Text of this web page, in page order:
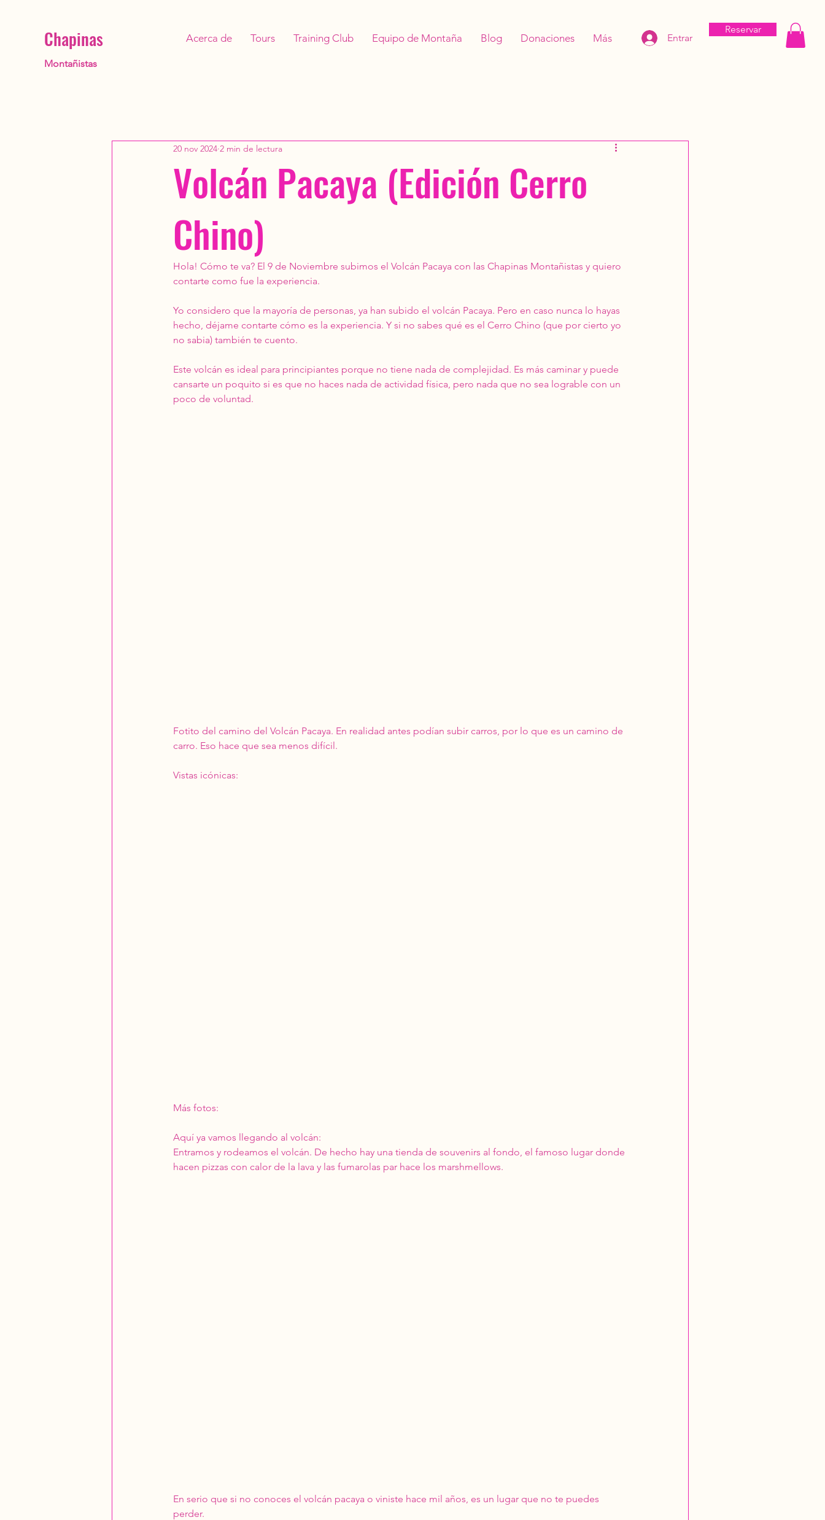
Chapinas
Montañistas
Acerca de Tours Training Club Equipo de Montaña Blog Donaciones Más Entrar
Reservar
Volcán Pacaya (Edición Cerro
Chino)
20 nov 2024 2 min de lectura
Hola! Cómo te va? El 9 de Noviembre subimos el Volcán Pacaya con las Chapinas Montañistas y quiero
contarte como fue la experiencia.
Yo considero que la mayoría de personas, ya han subido el volcán Pacaya. Pero en caso nunca lo hayas
hecho, déjame contarte cómo es la experiencia. Y si no sabes qué es el Cerro Chino (que por cierto yo
no sabia) también te cuento.
Este volcán es ideal para principiantes porque no tiene nada de complejidad. Es más caminar y puede
cansarte un poquito si es que no haces nada de actividad física, pero nada que no sea lograble con un
poco de voluntad.
Fotito del camino del Volcán Pacaya. En realidad antes podían subir carros, por lo que es un camino de
carro. Eso hace que sea menos difícil.
Vistas icónicas:
Más fotos:
Aquí ya vamos llegando al volcán:
Entramos y rodeamos el volcán. De hecho hay una tienda de souvenirs al fondo, el famoso lugar donde
hacen pizzas con calor de la lava y las fumarolas par hace los marshmellows.
En serio que si no conoces el volcán pacaya o viniste hace mil años, es un lugar que no te puedes
perder.